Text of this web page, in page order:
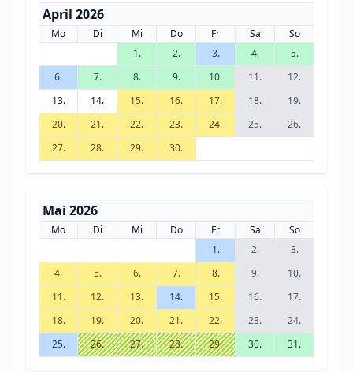
April 2026
Mo Di Mi Do Fr Sa
So
1.
2. 3. 4.
5.
6.
7. 8. 9. 10. 11.
12.
13.
14. 15. 16. 17. 18.
19.
20.
21. 22. 23. 24. 25.
26.
27.
28. 29. 30.
Mai 2026
Mo Di Mi Do Fr Sa
So
1.
2.
3.
4.
5. 6. 7. 8. 9.
10.
11.
12. 13. 14. 15. 16.
17.
18.
19. 20. 21. 22. 23.
24.
25.
26. 27. 28. 29. 30. 31.